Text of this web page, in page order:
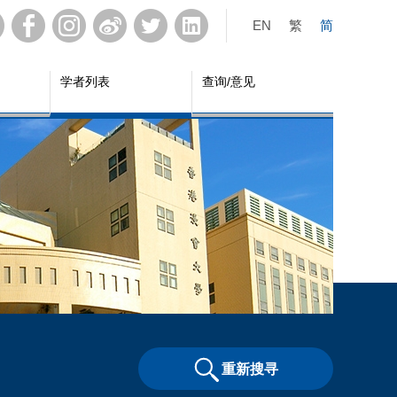
EN 繁 简
学者列表 查询/意见
重新搜寻